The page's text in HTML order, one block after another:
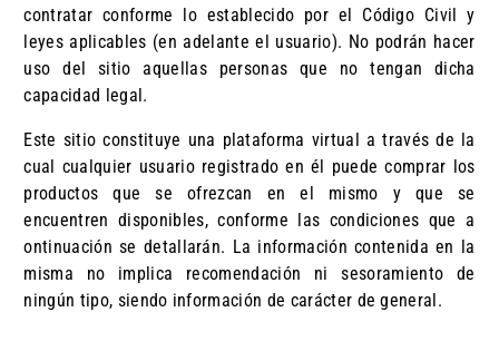
contratar conforme lo establecido por el Código Civil y
leyes aplicables (en adelante el usuario). No podrán hacer
uso del sitio aquellas personas que no tengan dicha
capacidad legal.
Este sitio constituye una plataforma virtual a través de la
cual cualquier usuario registrado en él puede comprar los
productos que se ofrezcan en el mismo y que se
encuentren disponibles, conforme las condiciones que a
ontinuación se detallarán. La información contenida en la
misma no implica recomendación ni sesoramiento de
ningún tipo, siendo información de carácter de general.